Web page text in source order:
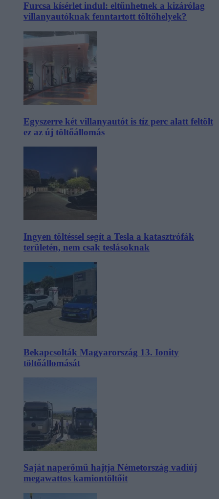
Furcsa kísérlet indul: eltűnhetnek a kizárólag
villanyautóknak fenntartott töltőhelyek?
Egyszerre két villanyautót is tíz perc alatt feltölt
ez az új töltőállomás
Ingyen töltéssel segít a Tesla a katasztrófák
területén, nem csak teslásoknak
Bekapcsolták Magyarország 13. Ionity
töltőállomását
Saját naperőmű hajtja Németország vadiúj
megawattos kamiontöltőit